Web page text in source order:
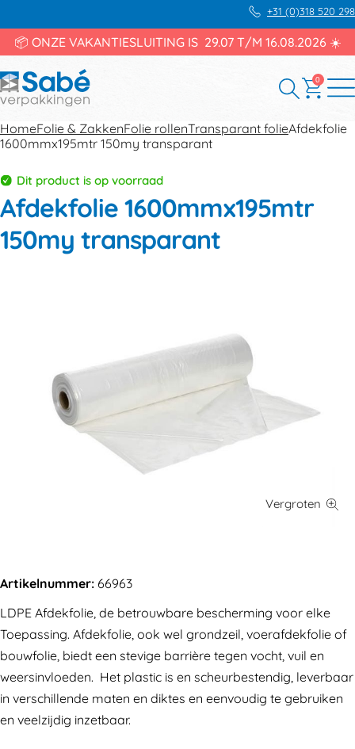
+31 (0)318 520 298
📦 ONZE VAKANTIESLUITING IS 29.07 T/M 16.08.2026 ☀️
0
HomeFolie & ZakkenFolie rollenTransparant folieAfdekfolie
1600mmx195mtr 150my transparant
Dit product is op voorraad
Afdekfolie 1600mmx195mtr
150my transparant
Artikelnummer: 66963
LDPE Afdekfolie, de betrouwbare bescherming voor elke
Toepassing. Afdekfolie, ook wel grondzeil, voerafdekfolie of
bouwfolie, biedt een stevige barrière tegen vocht, vuil en
weersinvloeden. Het plastic is en scheurbestendig, leverbaar
in verschillende maten en diktes en eenvoudig te gebruiken
en veelzijdig inzetbaar.